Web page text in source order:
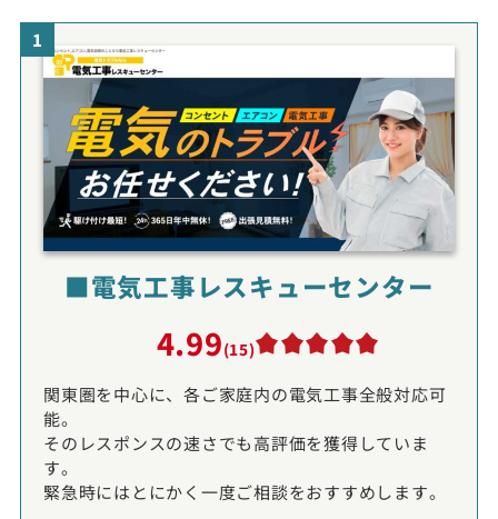
1
■電気工事レスキューセンター
4.99(15)
関東圏を中心に、各ご家庭内の電気工事全般対応可
能。
そのレスポンスの速さでも高評価を獲得していま
す。
緊急時にはとにかく一度ご相談をおすすめします。